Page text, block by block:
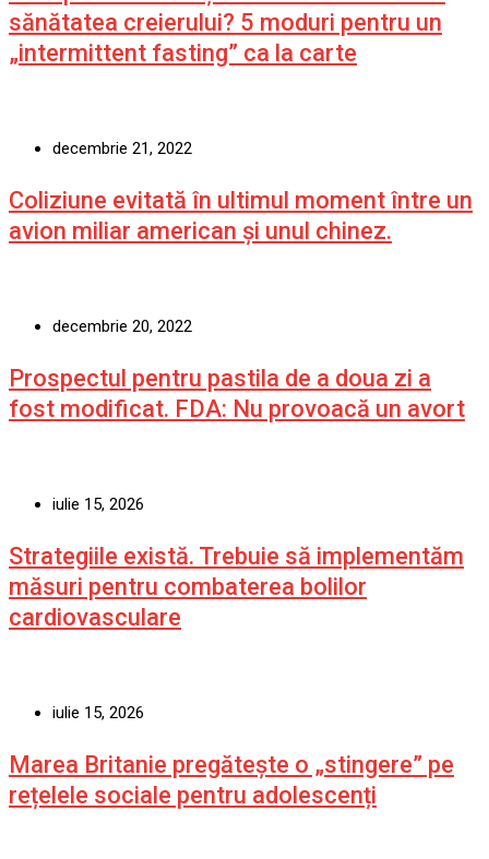
sănătatea creierului? 5 moduri pentru un
„intermittent fasting” ca la carte
decembrie 21, 2022
Coliziune evitată în ultimul moment între un
avion miliar american şi unul chinez.
decembrie 20, 2022
Prospectul pentru pastila de a doua zi a
fost modificat. FDA: Nu provoacă un avort
iulie 15, 2026
Strategiile există. Trebuie să implementăm
măsuri pentru combaterea bolilor
cardiovasculare
iulie 15, 2026
Marea Britanie pregătește o „stingere” pe
rețelele sociale pentru adolescenți